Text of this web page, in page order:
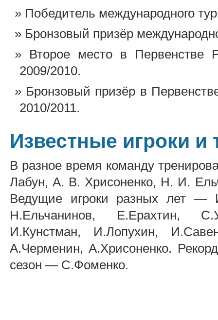
Победитель международного
Бронзовый призёр
Второе место в Первенстве
2009/2010.
Бронзовый призёр в
2010/2011.
Известные игроки и
В разное время команду
Лабун, А. В. Хрисоненко, Н. И.
Ведущие игроки разных лет —
Н.Ельчанинов, Е.Ерахтин,
И.Кунстман, И.Лопухин,
А.Черменин, А.Хрисоненко.
сезон — С.Фоменко.